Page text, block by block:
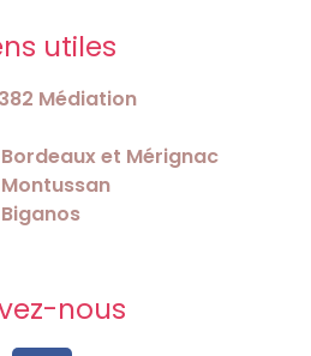
utiles
Médiation
et Mérignac
nous